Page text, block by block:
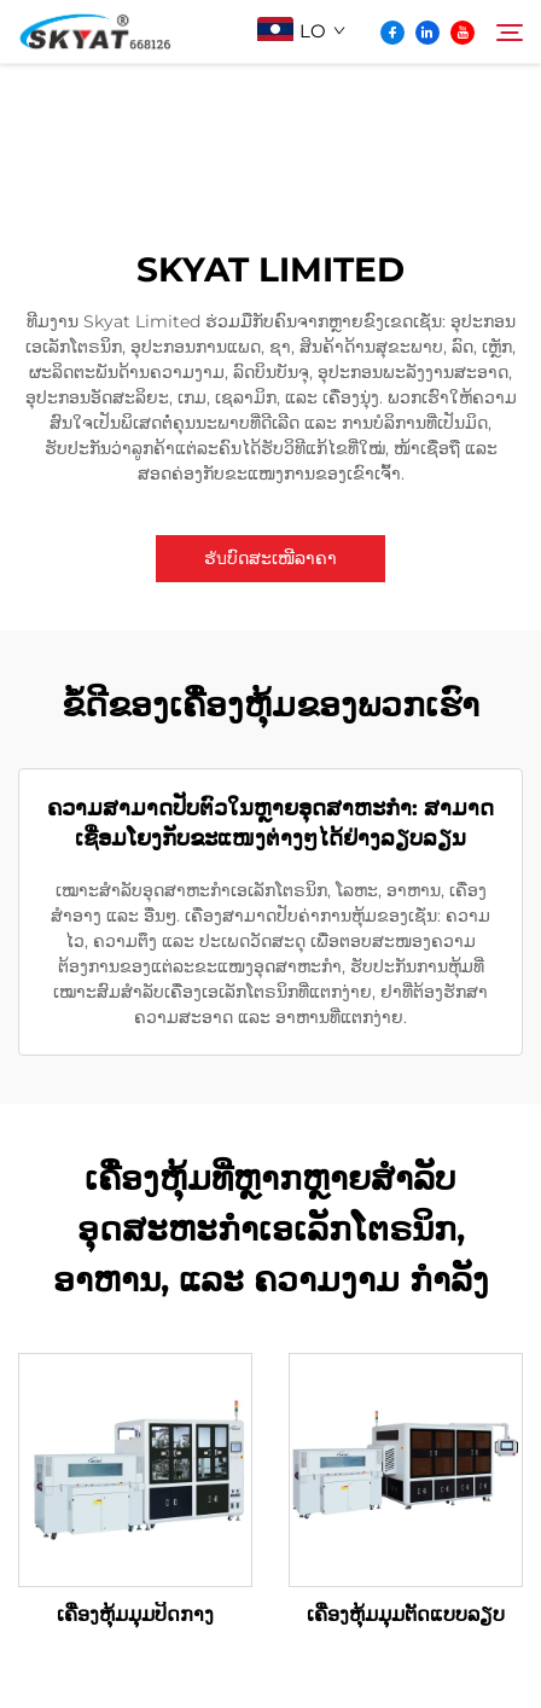
LO
ໂປເจັກ
ຂ່າວ
SKYAT LIMITED
ທີມງານ Skyat Limited ຮ່ວມມືກັບຄົນຈາກຫຼາຍຂົງເຂດເຊັ່ນ: ອຸປະກອນ
ເອເລັກໂຕຣນິກ, ອຸປະກອນການແພດ, ຊາ, ສິນຄ້າດ້ານສຸຂະພາບ, ລົດ, ເຫຼັກ,
ຜະລິດຕະພັນດ້ານຄວາມງາມ, ລົດບິນບັນຈຸ, ອຸປະກອນພະລັງງານສະອາດ,
ອຸປະກອນອັດສະລິຍະ, ເກມ, ເຊລາມິກ, ແລະ ເຄື່ອງນຸ່ງ. ພວກເຮົາໃຫ້ຄວາມ
ສົນໃຈເປັນພິເສດຕໍ່ຄຸນນະພາບທີ່ດີເລີດ ແລະ ການບໍລິການທີ່ເປັນມິດ,
ຮັບປະກັນວ່າລູກຄ້າແຕ່ລະຄົນໄດ້ຮັບວິທີແກ້ໄຂທີ່ໃໝ່, ໜ້າເຊື່ອຖື ແລະ
ສອດຄ່ອງກັບຂະແໜງການຂອງເຂົາເຈົ້າ.
ຮับບົດສະເໜີລາຄາ
ຂໍ້ດີຂອງເຄື່ອງຫຸ້ມຂອງພວກເຮົາ
ຄວາມສາມາດປັບຕົວໃນຫຼາຍອຸດສາຫະກຳ: ສາມາດ
ເຊື່ອມໂຍງກັບຂະແໜງຕ່າງໆໄດ້ຢ່າງລຽບລຽນ
ເໝາະສຳລັບອຸດສາຫະກຳເອເລັກໂຕຣນິກ, ໂລຫະ, ອາຫານ, ເຄື່ອງ
ສຳອາງ ແລະ ອື່ນໆ. ເຄື່ອງສາມາດປັບຄ່າການຫຸ້ມຂອງເຊັ່ນ: ຄວາມ
ໄວ, ຄວາມຕຶງ ແລະ ປະເພດວັດສະດຸ ເພື່ອຕອບສະໜອງຄວາມ
ຕ້ອງການຂອງແຕ່ລະຂະແໜງອຸດສາຫະກຳ, ຮັບປະກັນການຫຸ້ມທີ່
ເໝາະສົມສຳລັບເຄື່ອງເອເລັກໂຕຣນິກທີ່ແຕກງ່າຍ, ຢາທີ່ຕ້ອງຮັກສາ
ຄວາມສະອາດ ແລະ ອາຫານທີ່ແຕກງ່າຍ.
ເຄື່ອງຫຸ້ມທີ່ຫຼາກຫຼາຍສຳລັບ
ອຸດສະຫະກຳເອເລັກໂຕຣນິກ,
ອາຫານ, ແລະ ຄວາມງາມ ກຳລັງ
ເຄື່ອງຫຸ້ມມຸມປິດກາງ ເຄື່ອງຫຸ້ມມຸມຕັດແບບລຽບ